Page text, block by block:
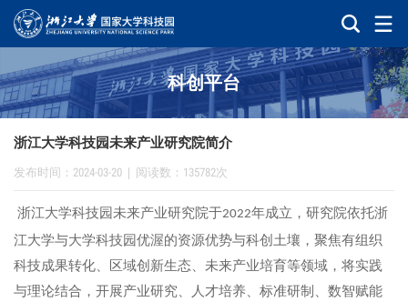
科创平台
浙江大学科技园未来产业研究院简介
发布时间：2024-03-20 阅读数：135782次
浙江大学科技园未来产业研究院于2022年成立，研究院依托浙
江大学与大学科技园优渥的资源优势与科创土壤，聚焦有组织
科技成果转化、区域创新生态、未来产业培育等领域，将实践
与理论结合，开展产业研究、人才培养、标准研制、数智赋能